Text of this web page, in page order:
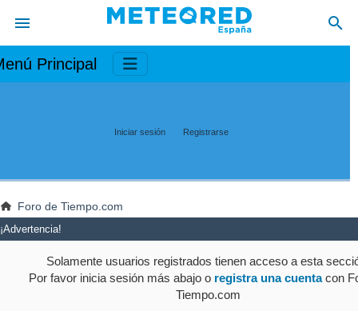
Principal
Iniciar sesión Registrarse
Foro de Tiempo.com
¡Advertencia!
Solamente usuarios registrados tienen acceso a esta
Por favor inicia sesión más abajo o registra una cuentacon
Tiempo.com